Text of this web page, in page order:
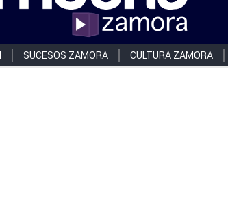
SUCESOS ZAMORA CULTURA ZAMORA